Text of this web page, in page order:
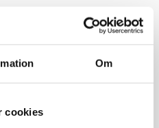
Om
cookies
motsvarar ditt val.